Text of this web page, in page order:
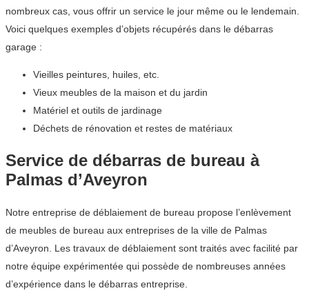
nombreux cas, vous offrir un service le jour même ou le lendemain.
Voici quelques exemples d’objets récupérés dans le débarras
garage :
Vieilles peintures, huiles, etc.
Vieux meubles de la maison et du jardin
Matériel et outils de jardinage
Déchets de rénovation et restes de matériaux
Service de débarras de bureau à
Palmas d’Aveyron
Notre entreprise de déblaiement de bureau propose l’enlèvement
de meubles de bureau aux entreprises de la ville de Palmas
d’Aveyron. Les travaux de déblaiement sont traités avec facilité par
notre équipe expérimentée qui possède de nombreuses années
d’expérience dans le débarras entreprise.